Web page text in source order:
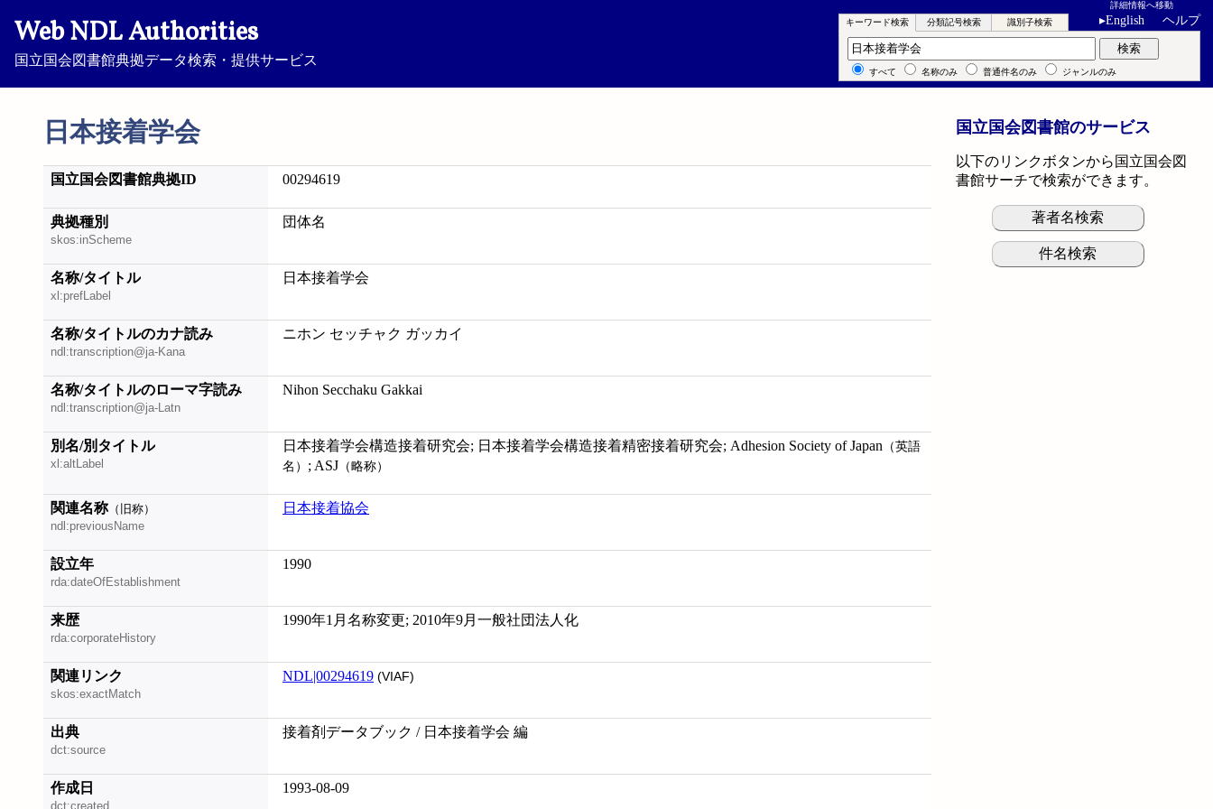
Web NDL Authorities
国立国会図書館典拠データ検索・提供サービス
詳細情報へ移動
▸English ヘルプ
日本接着学会
キーワード検索 分類記号検索 識別子検索
キーワード検索 検索
すべて 名称のみ 普通件名のみ ジャンルのみ
国立国会図書館典拠ID 00294619
典拠種別
skos:inScheme
団体名
名称/タイトル
xl:prefLabel
日本接着学会
名称/タイトルのカナ読み
ndl:transcription@ja-Kana
ニホン セッチャク ガッカイ
名称/タイトルのローマ字読み
ndl:transcription@ja-Latn
Nihon Secchaku Gakkai
別名/別タイトル
xl:altLabel
日本接着学会構造接着研究会; 日本接着学会構造接着精密接着研究会; Adhesion Society of Japan （英語
名） ; ASJ （略称）
関連名称（旧称）
ndl:previousName
日本接着協会
設立年
rda:dateOfEstablishment
1990
来歴
rda:corporateHistory
1990年1月名称変更; 2010年9月一般社団法人化
関連リンク
skos:exactMatch
NDL|00294619 (VIAF)
出典
dct:source
接着剤データブック / 日本接着学会 編
作成日
dct:created
1993-08-09
国立国会図書館のサービス
以下のリンクボタンから国立国会図
書館サーチで検索ができます。
著者名検索
件名検索